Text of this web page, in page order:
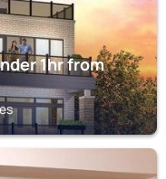
1hr from